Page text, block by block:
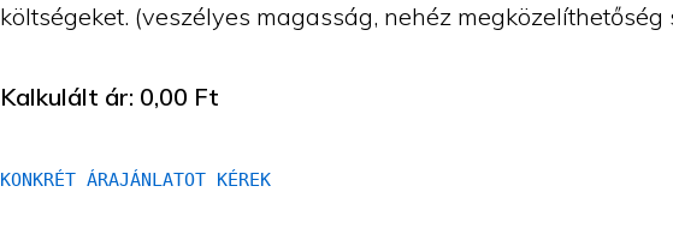
költségeket. (veszélyes magasság, nehéz megközelíthetőség
Kalkulált ár: 0,00 Ft
KONKRÉT ÁRAJÁNLATOT KÉREK